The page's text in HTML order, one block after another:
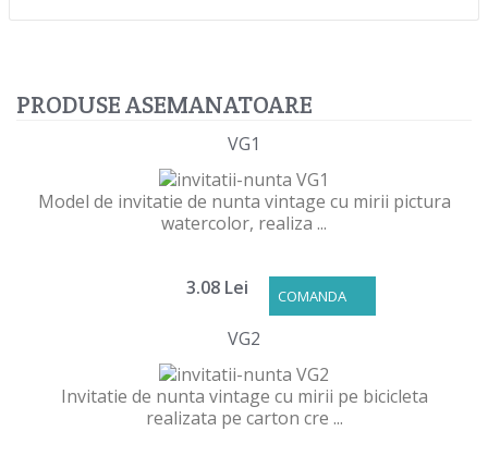
PRODUSE ASEMANATOARE
VG1
Model de invitatie de nunta vintage cu mirii pictura
watercolor, realiza ...
COMANDA
3.08 Lei
VG2
Invitatie de nunta vintage cu mirii pe bicicleta
realizata pe carton cre ...